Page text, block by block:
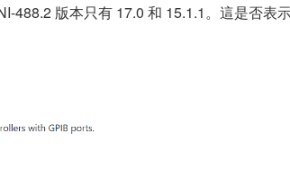
488.2 版本只有 17.0 和 15.1.1。這是否表